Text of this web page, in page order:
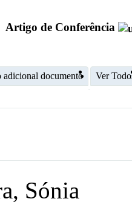
Artigo de Conferência
adicional documento Ver
Sónia